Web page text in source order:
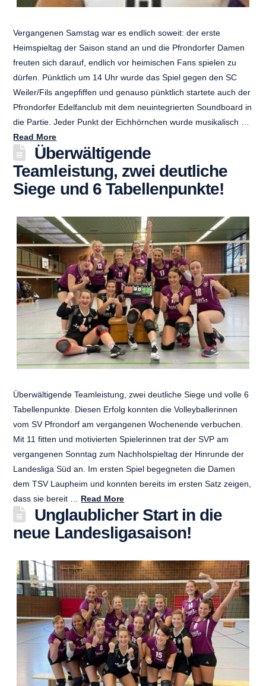
Vergangenen Samstag war es endlich soweit: der erste
Heimspieltag der Saison stand an und die Pfrondorfer Damen
freuten sich darauf, endlich vor heimischen Fans spielen zu
dürfen. Pünktlich um 14 Uhr wurde das Spiel gegen den SC
Weiler/Fils angepfiffen und genauso pünktlich startete auch der
Pfrondorfer Edelfanclub mit dem neuintegrierten Soundboard in
die Partie. Jeder Punkt der Eichhörnchen wurde musikalisch …
Read More
Überwältigende
Teamleistung, zwei deutliche
Siege und 6 Tabellenpunkte!
Überwältigende Teamleistung, zwei deutliche Siege und volle 6
Tabellenpunkte. Diesen Erfolg konnten die Volleyballerinnen
vom SV Pfrondorf am vergangenen Wochenende verbuchen.
Mit 11 fitten und motivierten Spielerinnen trat der SVP am
vergangenen Sonntag zum Nachholspieltag der Hinrunde der
Landesliga Süd an. Im ersten Spiel begegneten die Damen
dem TSV Laupheim und konnten bereits im ersten Satz zeigen,
dass sie bereit … Read More
Unglaublicher Start in die
neue Landesligasaison!